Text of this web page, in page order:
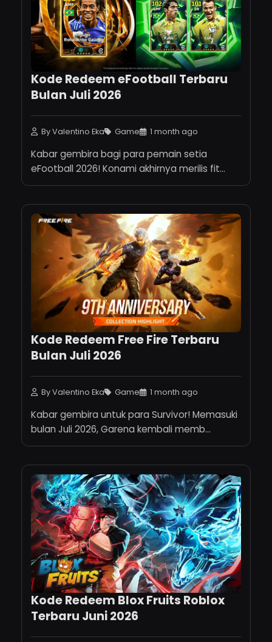
Kode Redeem eFootball Terbaru
Bulan Juli 2026
By Valentino Eka Game 1 month ago
Kabar gembira bagi para pemain setia
eFootball 2026! Konami akhirnya merilis fit...
Kode Redeem Free Fire Terbaru
Bulan Juli 2026
By Valentino Eka Game 1 month ago
Kabar gembira untuk para Survivor! Memasuki
bulan Juli 2026, Garena kembali memb...
Kode Redeem Blox Fruits Roblox
Terbaru Juni 2026